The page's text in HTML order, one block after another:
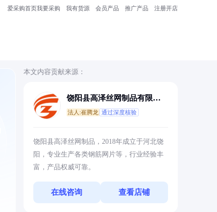
爱采购首页我要采购 我有货源 会员产品 推广产品 注册开店
本文内容贡献来源：
饶阳县高泽丝网制品有限公
法人:崔腾龙 通过深度核验
饶阳县高泽丝网制品，2018年成立于河北饶
阳，专业生产各类钢筋网片等，行业经验丰
富，产品权威可靠。
在线咨询 查看店铺